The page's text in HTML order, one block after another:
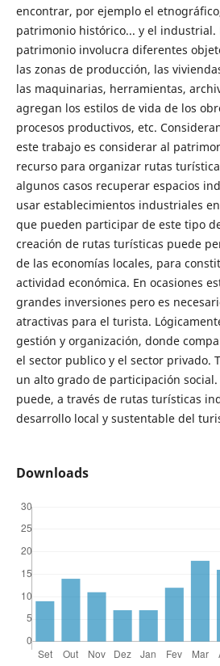
encontrar, por ejemplo el
patrimonio histórico... y el industrial.
patrimonio involucra diferentes
las zonas de producción, las
las maquinarias, herramientas,
agregan los estilos de vida de los
procesos productivos, etc.
este trabajo es considerar al
recurso para organizar rutas
algunos casos recuperar espacios
usar establecimientos industriales
que pueden participar de este tipo
creación de rutas turísticas puede
de las economías locales, para
actividad económica. En ocasiones
grandes inversiones pero es
atractivas para el turista.
gestión y organización, donde
el sector publico y el sector privado.
un alto grado de participación
puede, a través de rutas turísticas
desarrollo local y sustentable del
Downloads